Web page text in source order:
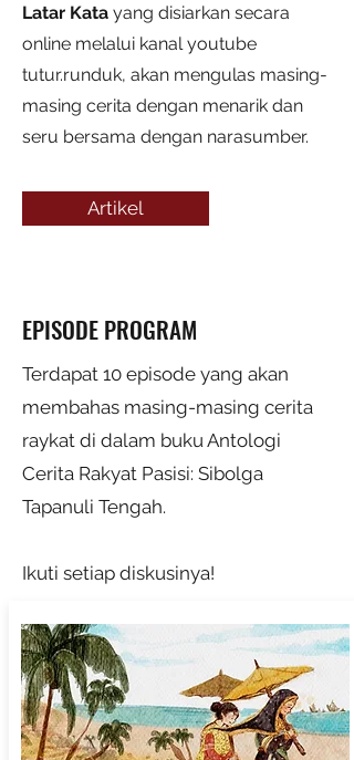
Latar Kata yang disiarkan secara
online melalui kanal youtube
tutur.runduk, akan mengulas masing-
masing cerita dengan menarik dan
seru bersama dengan narasumber.
Artikel
EPISODE PROGRAM
Terdapat 10 episode yang akan
membahas masing-masing cerita
raykat di dalam buku Antologi
Cerita Rakyat Pasisi: Sibolga
Tapanuli Tengah.
Ikuti setiap diskusinya!